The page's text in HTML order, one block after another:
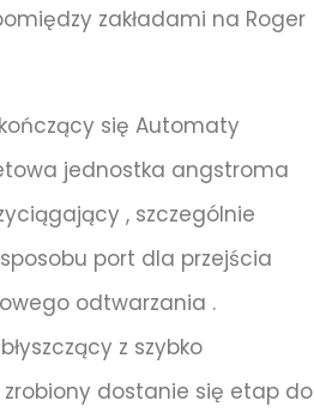
zakładami na Roger
się Automaty
jednostka angstroma
, szczególnie
port dla przejścia
odtwarzania .
z szybko
dostanie się etap do